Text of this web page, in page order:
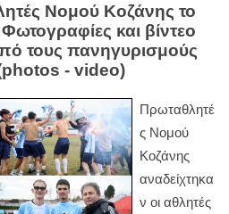
Νομού Κοζάνης το
και βίντεο
τους πανηγυρισμούς
- video)
Πρωταθλητέ
ς Νομού
Κοζάνης
αναδείχτηκα
ν οι αθλητές